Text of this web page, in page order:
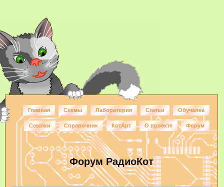
Главная Схемы Лаборатория Статьи Обучалка
Ссылки Справочник КотАрт О проекте Форум
Форум РадиоКот